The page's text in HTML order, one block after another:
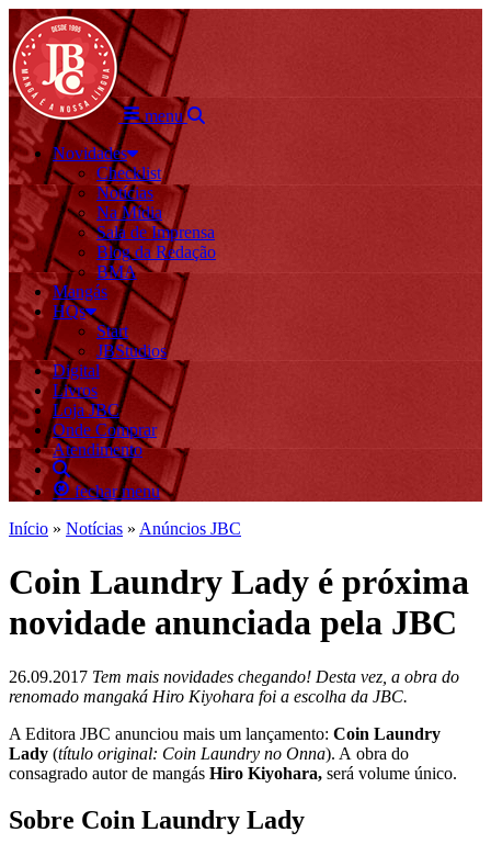
menu
Novidades
Checklist
Notícias
Na Mídia
Sala de Imprensa
Blog da Redação
BMA
Mangás
HQs
Start
JBStudios
Digital
Livros
Loja JBC
Onde Comprar
Atendimento
fechar menu
Início » Notícias » Anúncios JBC
Coin Laundry Lady é próxima
novidade anunciada pela JBC
26.09.2017 Tem mais novidades chegando! Desta vez, a obra do
renomado mangaká Hiro Kiyohara foi a escolha da JBC.
A Editora JBC anunciou mais um lançamento: Coin Laundry
Lady (título original: Coin Laundry no Onna). A obra do
consagrado autor de mangás Hiro Kiyohara, será volume único.
Sobre Coin Laundry Lady